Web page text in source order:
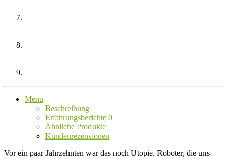
Menu
Beschreibung
Erfahrungsberichte 0
Ähnliche Produkte
Kundenrezensionen
Vor ein paar Jahrzehnten war das noch Utopie. Roboter, die uns